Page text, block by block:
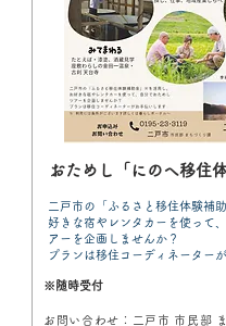
おためし「にのへ移住
二戸市の「ふるさと移住体験補
好きな宿やレンタカーを使って
アーを企画しませんか？
プランは移住コーディネーター
※随時受付
お問い合わせ：二戸市 市民部